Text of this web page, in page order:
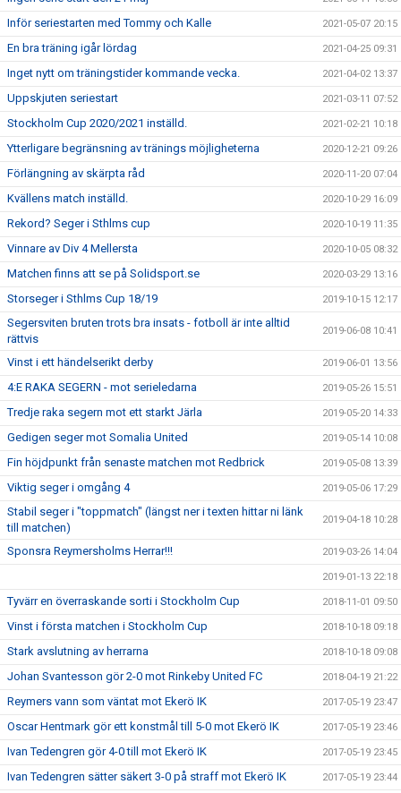
Inför seriestarten med Tommy och Kalle 2021-05-07 20:15
En bra träning igår lördag 2021-04-25 09:31
Inget nytt om träningstider kommande vecka. 2021-04-02 13:37
Uppskjuten seriestart 2021-03-11 07:52
Stockholm Cup 2020/2021 inställd. 2021-02-21 10:18
Ytterligare begränsning av tränings möjligheterna 2020-12-21 09:26
Förlängning av skärpta råd 2020-11-20 07:04
Kvällens match inställd. 2020-10-29 16:09
Rekord? Seger i Sthlms cup 2020-10-19 11:35
Vinnare av Div 4 Mellersta 2020-10-05 08:32
Matchen finns att se på Solidsport.se 2020-03-29 13:16
Storseger i Sthlms Cup 18/19 2019-10-15 12:17
Segersviten bruten trots bra insats - fotboll är inte alltid
rättvis
2019-06-08 10:41
Vinst i ett händelserikt derby 2019-06-01 13:56
4:E RAKA SEGERN - mot serieledarna 2019-05-26 15:51
Tredje raka segern mot ett starkt Järla 2019-05-20 14:33
Gedigen seger mot Somalia United 2019-05-14 10:08
Fin höjdpunkt från senaste matchen mot Redbrick 2019-05-08 13:39
Viktig seger i omgång 4 2019-05-06 17:29
Stabil seger i "toppmatch" (längst ner i texten hittar ni länk
till matchen)
2019-04-18 10:28
Sponsra Reymersholms Herrar!!! 2019-03-26 14:04
2019-01-13 22:18
Tyvärr en överraskande sorti i Stockholm Cup 2018-11-01 09:50
Vinst i första matchen i Stockholm Cup 2018-10-18 09:18
Stark avslutning av herrarna 2018-10-18 09:08
Johan Svantesson gör 2-0 mot Rinkeby United FC 2018-04-19 21:22
Reymers vann som väntat mot Ekerö IK 2017-05-19 23:47
Oscar Hentmark gör ett konstmål till 5-0 mot Ekerö IK 2017-05-19 23:46
Ivan Tedengren gör 4-0 till mot Ekerö IK 2017-05-19 23:45
Ivan Tedengren sätter säkert 3-0 på straff mot Ekerö IK 2017-05-19 23:44